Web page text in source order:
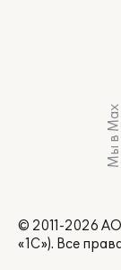
Мы в Max
© 2011-2026
«1С»). Все